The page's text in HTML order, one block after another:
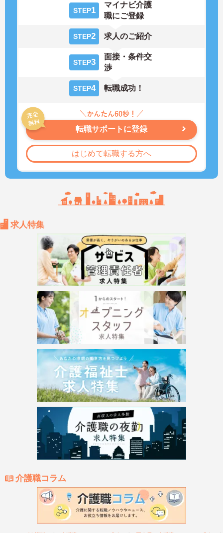
STEP1
マイナビ介護
職にご登録
STEP2 求人のご紹介
STEP3
面接・条件交
渉
STEP4 転職成功！
転職サポートに登録
はじめて転職する方へ
求人特集
介護職コラム